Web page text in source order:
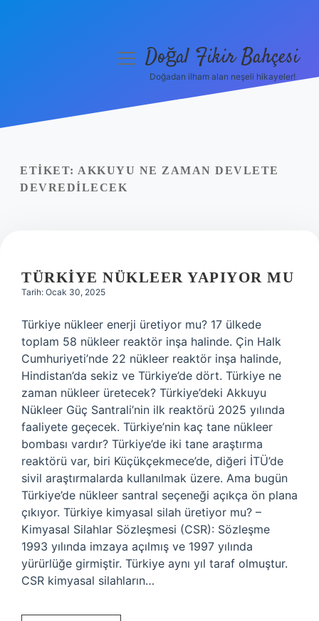
Yasal Uyarı
menüyüDoğal Fikir Bahçesi
Doğadan ilham alan neşeli hikayeler!
ETIKET: AKKUYU NE ZAMAN DEVLETE
DEVREDILECEK
TÜRKIYE NÜKLEER YAPIYOR MU
Tarih: Ocak 30, 2025
Türkiye nükleer enerji üretiyor mu? 17 ülkede
toplam 58 nükleer reaktör inşa halinde. Çin Halk
Cumhuriyeti’nde 22 nükleer reaktör inşa halinde,
Hindistan’da sekiz ve Türkiye’de dört. Türkiye ne
zaman nükleer üretecek? Türkiye’deki Akkuyu
Nükleer Güç Santrali’nin ilk reaktörü 2025 yılında
faaliyete geçecek. Türkiye’nin kaç tane nükleer
bombası vardır? Türkiye’de iki tane araştırma
reaktörü var, biri Küçükçekmece’de, diğeri İTÜ’de
sivil araştırmalarda kullanılmak üzere. Ama bugün
Türkiye’de nükleer santral seçeneği açıkça ön plana
çıkıyor. Türkiye kimyasal silah üretiyor mu? –
Kimyasal Silahlar Sözleşmesi (CSR): Sözleşme
1993 yılında imzaya açılmış ve 1997 yılında
yürürlüğe girmiştir. Türkiye aynı yıl taraf olmuştur.
CSR kimyasal silahların…